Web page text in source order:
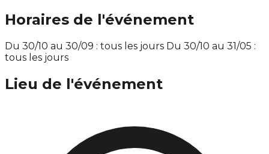
Horaires de l'événement
Du 30/10 au 30/09 : tous les jours Du 30/10 au 31/05 :
tous les jours
Lieu de l'événement